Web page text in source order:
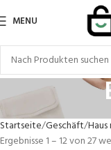
MENU
Startseite Geschäft
Ergebnisse 1 – 12 von 27